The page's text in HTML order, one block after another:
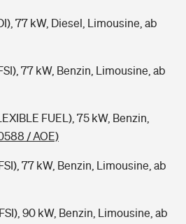
77 kW, Diesel, Limousine, ab
77 kW, Benzin, Limousine, ab
FUEL), 75 kW, Benzin,
/ AOE)
77 kW, Benzin, Limousine, ab
90 kW, Benzin, Limousine, ab